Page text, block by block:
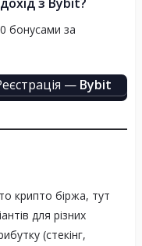
новини
бонусами за
— Bybit
крипто біржа, тут
для різних
(стекінг,